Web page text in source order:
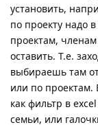
установить,
по проекту надо
проектам,
оставить. Т.е.
выбираешь там
или по
как фильтр в
семьи, или